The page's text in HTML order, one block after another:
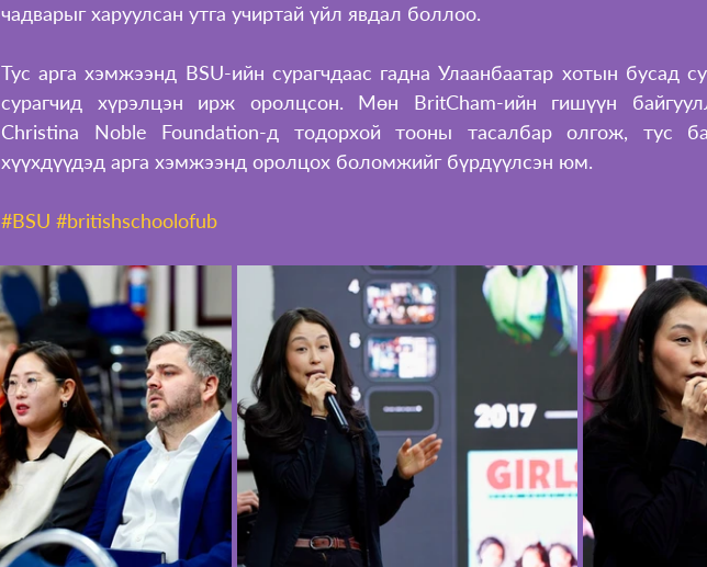
чадварыг харуулсан утга учиртай үйл явдал боллоо.
Тус арга хэмжээнд BSU-ийн сурагчдаас гадна Улаанбаатар хотын бусад
сурагчид хүрэлцэн ирж оролцсон. Мөн BritCham-ийн гишүүн
Christina Noble Foundation-д тодорхой тооны тасалбар олгож, тус
хүүхдүүдэд арга хэмжээнд оролцох боломжийг бүрдүүлсэн юм.
#BSU #britishschoolofub